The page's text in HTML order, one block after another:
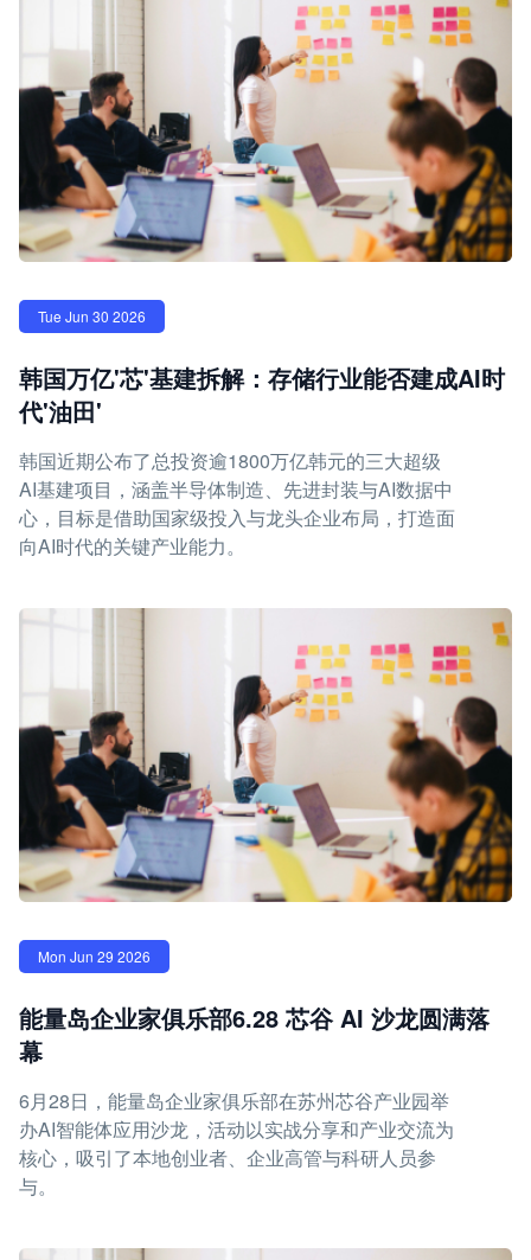
Tue Jun 30 2026
韩国万亿'芯'基建拆解：存储行业能否建成AI时
代'油田'
韩国近期公布了总投资逾1800万亿韩元的三大超级
AI基建项目，涵盖半导体制造、先进封装与AI数据中
心，目标是借助国家级投入与龙头企业布局，打造面
向AI时代的关键产业能力。
Mon Jun 29 2026
能量岛企业家俱乐部6.28 芯谷 AI 沙龙圆满落
幕
6月28日，能量岛企业家俱乐部在苏州芯谷产业园举
办AI智能体应用沙龙，活动以实战分享和产业交流为
核心，吸引了本地创业者、企业高管与科研人员参
与。